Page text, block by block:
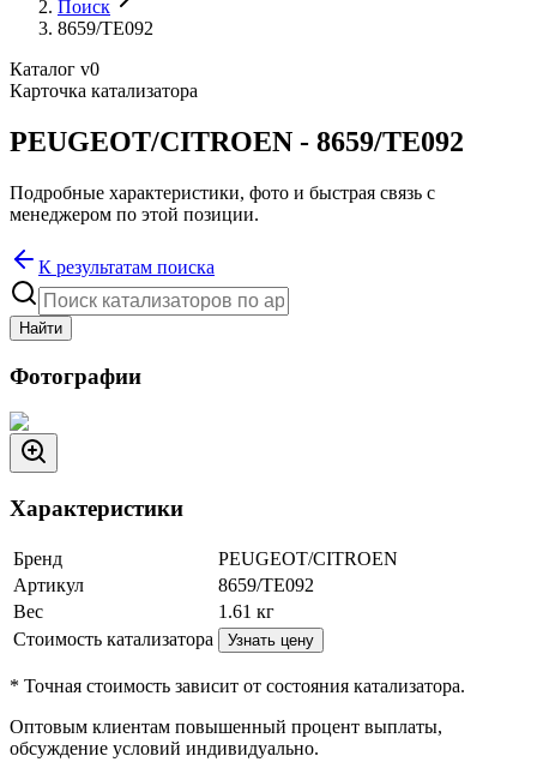
Поиск
8659/TE092
Каталог v0
Карточка катализатора
PEUGEOT/CITROEN - 8659/TE092
Подробные характеристики, фото и быстрая связь с
менеджером по этой позиции.
К результатам поиска
Найти
Фотографии
Характеристики
Бренд
PEUGEOT/CITROEN
Артикул
8659/TE092
Вес
1.61 кг
Стоимость катализатора
Узнать цену
* Точная стоимость зависит от состояния катализатора.
Оптовым клиентам повышенный процент выплаты,
обсуждение условий индивидуально.